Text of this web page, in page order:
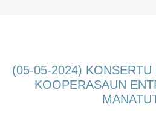
(05-05-2024) KONSERTU
KOOPERASAUN